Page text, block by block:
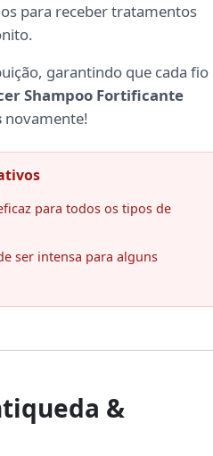
para receber tratamentos
garantindo que cada fio
Shampoo Fortificante
novamente!
para todos os tipos de
ser intensa para alguns
&